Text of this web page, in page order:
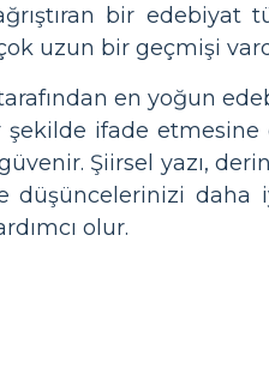
bir edebiyat
uzun bir geçmişi
en yoğun
ifade
Şiirsel yazı,
düşüncelerinizi daha
olur.